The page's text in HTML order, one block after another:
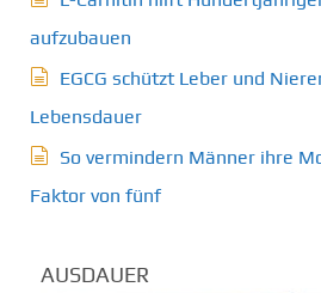
aufzubauen
EGCG schützt Leber und
Lebensdauer
So vermindern Männer ihre
Faktor von fünf
AUSDAUER